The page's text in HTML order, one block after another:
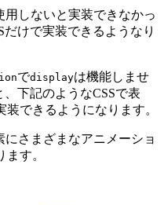
用しないと実装できなかっ
けで実装できるようなり
でdisplayは機能しませ
下記のようなCSSで表
できるようになります。
にさまざまなアニメーショ
す。